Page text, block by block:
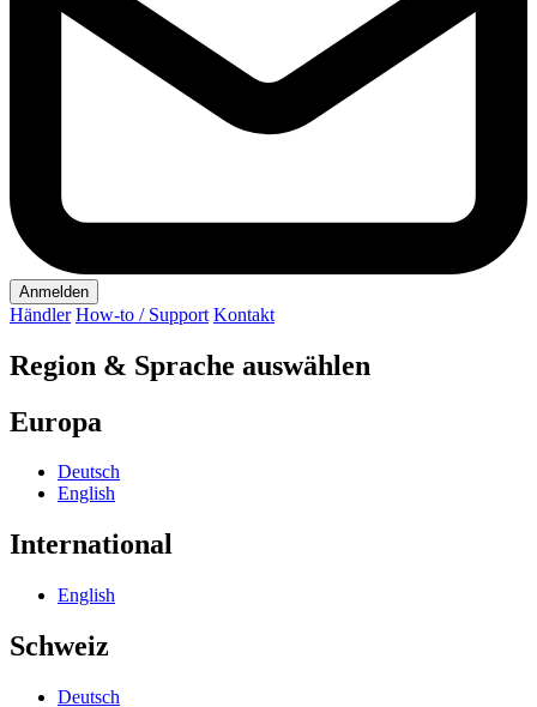
Anmelden
Händler How-to / Support Kontakt
Region & Sprache auswählen
Europa
Deutsch
English
International
English
Schweiz
Deutsch